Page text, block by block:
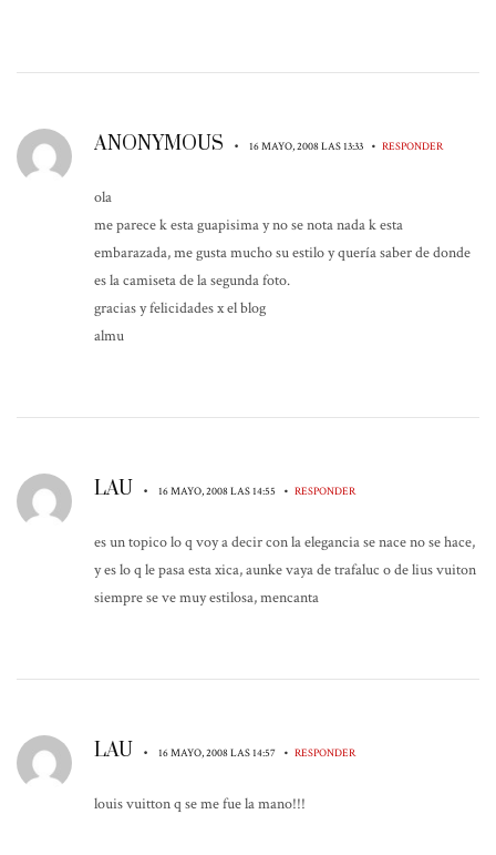
ANONYMOUS • 16 MAYO, 2008 LAS 13:33 • RESPONDER
ola
me parece k esta guapisima y no se nota nada k esta
embarazada, me gusta mucho su estilo y quería saber de donde
es la camiseta de la segunda foto.
gracias y felicidades x el blog
almu
LAU • 16 MAYO, 2008 LAS 14:55 • RESPONDER
es un topico lo q voy a decir con la elegancia se nace no se hace,
y es lo q le pasa esta xica, aunke vaya de trafaluc o de lius vuiton
siempre se ve muy estilosa, mencanta
LAU • 16 MAYO, 2008 LAS 14:57 • RESPONDER
louis vuitton q se me fue la mano!!!